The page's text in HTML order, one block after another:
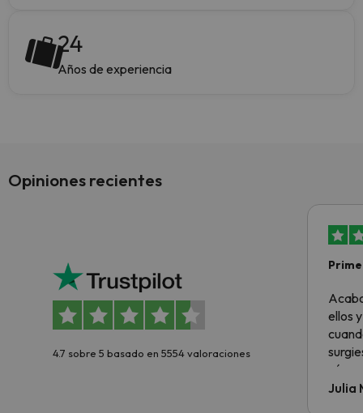
24
Años de experiencia
Opiniones recientes
4.7 sobre 5 basado en 5554 valoraciones
ellos
todo
Julia